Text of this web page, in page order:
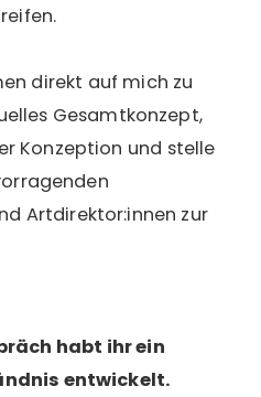
direkt auf mich zu
Gesamtkonzept,
Konzeption und stelle
Artdirektor:innen zur
habt ihr ein
entwickelt.